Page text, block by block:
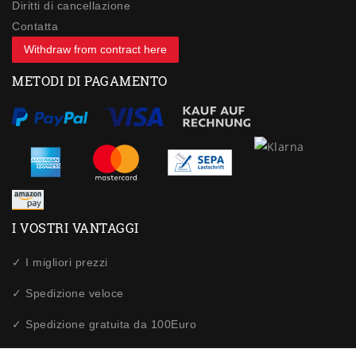
Diritti di cancellazione
Contatta
Withdraw from contract here
METODI DI PAGAMENTO
I VOSTRI VANTAGGI
✓ I migliori prezzi
✓ Spedizione veloce
✓ Spedizione gratuita da 100Euro